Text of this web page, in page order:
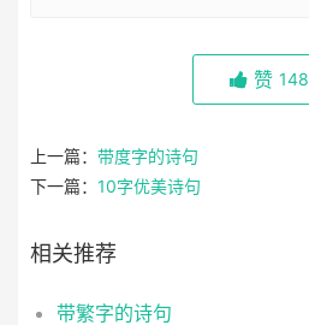
赞 148
上一篇： 带度字的诗句
下一篇： 10字优美诗句
相关推荐
带繁字的诗句